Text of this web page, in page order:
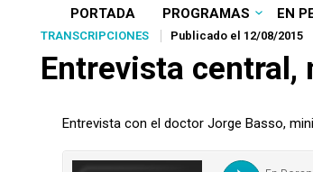
PORTADA PROGRAMAS EN
TRANSCRIPCIONES Publicado el 12/08/2015
Entrevista central,
Entrevista con el doctor Jorge Basso,